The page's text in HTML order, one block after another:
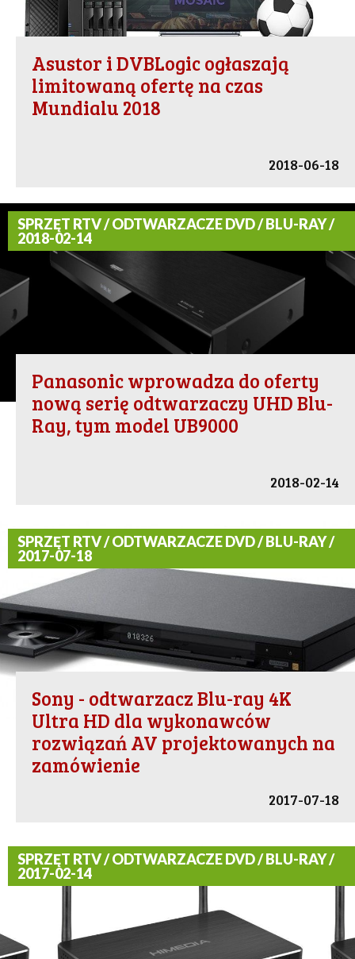
Asustor i DVBLogic ogłaszają
limitowaną ofertę na czas
Mundialu 2018
2018-06-18
SPRZĘT RTV / ODTWARZACZE DVD / BLU-RAY /
2018-02-14
Panasonic wprowadza do oferty
nową serię odtwarzaczy UHD Blu-
Ray, tym model UB9000
2018-02-14
SPRZĘT RTV / ODTWARZACZE DVD / BLU-RAY /
2017-07-18
Sony - odtwarzacz Blu-ray 4K
Ultra HD dla wykonawców
rozwiązań AV projektowanych na
zamówienie
2017-07-18
SPRZĘT RTV / ODTWARZACZE DVD / BLU-RAY /
2017-02-14